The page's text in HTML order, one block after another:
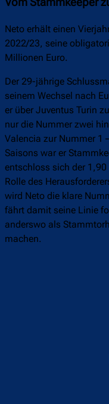
Neto erhält einen
2022/23, seine
Millionen Euro.
Der 29-jährige
seinem Wechsel nach
er über Juventus Turin
nur die Nummer zwei
Valencia zur Nummer 1
Saisons war er
entschloss sich der
Rolle des
wird Neto die klare
fährt damit seine Linie
anderswo als
machen.